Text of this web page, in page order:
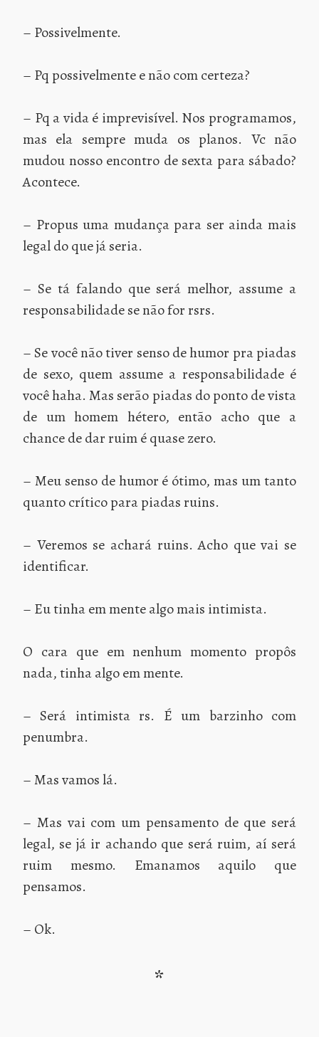
– Possivelmente.
– Pq possivelmente e não com certeza?
– Pq a vida é imprevisível. Nos programamos,
mas ela sempre muda os planos. Vc não
mudou nosso encontro de sexta para sábado?
Acontece.
– Propus uma mudança para ser ainda mais
legal do que já seria.
– Se tá falando que será melhor, assume a
responsabilidade se não for rsrs.
– Se você não tiver senso de humor pra piadas
de sexo, quem assume a responsabilidade é
você haha. Mas serão piadas do ponto de vista
de um homem hétero, então acho que a
chance de dar ruim é quase zero.
– Meu senso de humor é ótimo, mas um tanto
quanto crítico para piadas ruins.
– Veremos se achará ruins. Acho que vai se
identificar.
– Eu tinha em mente algo mais intimista.
O cara que em nenhum momento propôs
nada, tinha algo em mente.
– Será intimista rs. É um barzinho com
penumbra.
– Mas vamos lá.
– Mas vai com um pensamento de que será
legal, se já ir achando que será ruim, aí será
ruim mesmo. Emanamos aquilo que
pensamos.
– Ok.
*